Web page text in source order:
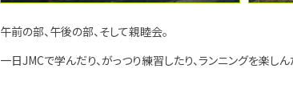
午前の部、午後の部、そして親睦会。
一日JMCで学んだり、がっつり練習したり、ランニングを楽し